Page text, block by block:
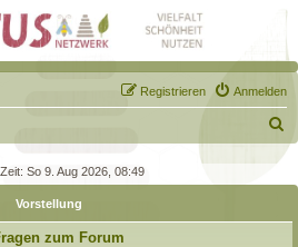
Anmelden
Registrieren
u
So 9. Aug 2026, 08:49
Vorstellung
zum Forum